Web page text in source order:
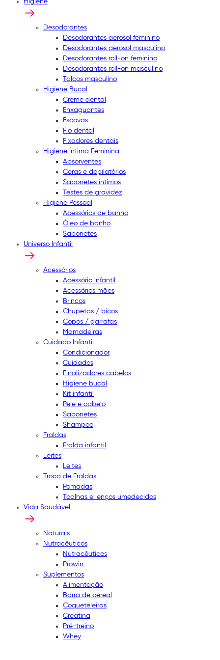
Higiene
Desodorantes
Desodorantes aerosol feminino
Desodorantes aerosol masculino
Desodorantes roll-on feminino
Desodorantes roll-on masculino
Talcos masculino
Higiene Bucal
Creme dental
Enxaguantes
Escovas
Fio dental
Fixadores dentais
Higiene Íntima Feminina
Absorventes
Ceras e depilatórios
Sabonetes íntimos
Testes de gravidez
Higiene Pessoal
Acessórios de banho
Óleo de banho
Sabonetes
Universo Infantil
Acessórios
Acessório infantil
Acessórios mães
Brincos
Chupetas / bicos
Copos / garrafas
Mamadeiras
Cuidado Infantil
Condicionador
Cuidados
Finalizadores cabelos
Higiene bucal
Kit infantil
Pele e cabelo
Sabonetes
Shampoo
Fraldas
Fralda infantil
Leites
Leites
Troca de Fraldas
Pomadas
Toalhas e lenços umedecidos
Vida Saudável
Naturais
Nutracêuticos
Nutracêuticos
Prowin
Suplementos
Alimentação
Barra de cereal
Coqueteleiras
Creatina
Pré-treino
Whey